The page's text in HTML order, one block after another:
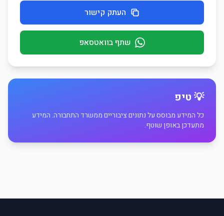
העתק קישור
שתף בוואטסאפ
💡 טיפ
כל המידע מבוסס על נתונים ציבוריים ממשרד התחבורה. המידע
מתעדכן באופן שוטף.